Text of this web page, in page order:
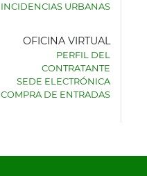
INCIDENCIAS URBANAS
OFICINA VIRTUAL
PERFIL DEL
CONTRATANTE
SEDE ELECTRÓNICA
COMPRA DE ENTRADAS